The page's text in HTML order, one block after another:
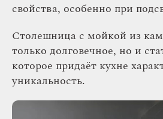
свойства, особенно при
Столешница с мойкой из
только долговечное, но и
которое придаёт кухне
уникальность.